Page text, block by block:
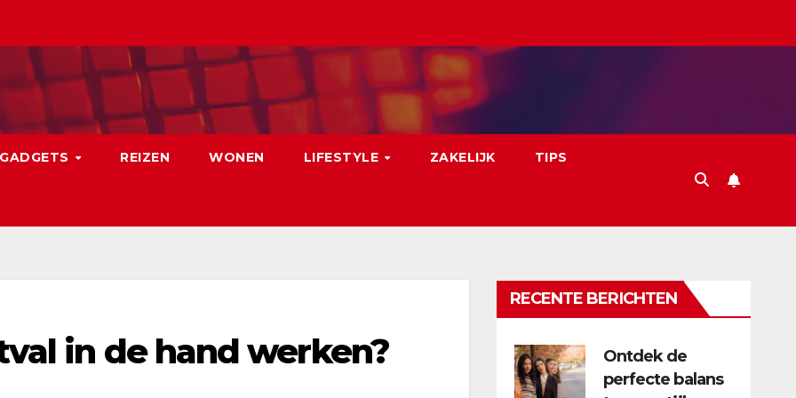
GADGETS REIZEN WONEN LIFESTYLE ZAKELIJK TIPS
in de hand werken?
RECENTE BERICHTEN
Ontdek de
perfecte balans